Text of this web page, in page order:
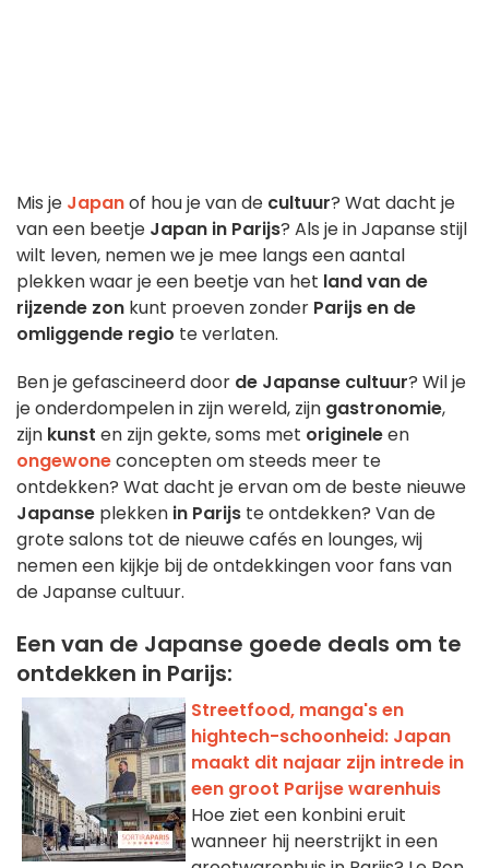
Mis je Japanof hou je van de cultuur? Wat dacht je
van een beetje Japan in Parijs? Als je in Japanse stijl
wilt leven, nemen we je mee langs een aantal
plekken waar je een beetje van het land van de
rijzende zon kunt proeven zonder Parijs en de
omliggende regio te verlaten.
Ben je gefascineerd door de Japanse cultuur? Wil je
je onderdompelen in zijn wereld, zijn gastronomie,
zijn kunst en zijn gekte, soms met origineleen
ongewoneconcepten om steeds meer te
ontdekken? Wat dacht je ervan om de beste nieuwe
Japanse plekken in Parijs te ontdekken? Van de
grote salons tot de nieuwe cafés en lounges, wij
nemen een kijkje bij de ontdekkingen voor fans van
de Japanse cultuur.
Een van de Japanse goede deals om te
ontdekken in Parijs:
Streetfood, manga's en
hightech-schoonheid: Japan
maakt dit najaar zijn intrede in
een groot Parijse warenhuis
Hoe ziet een konbini eruit
wanneer hij neerstrijkt in een